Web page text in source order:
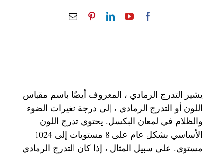
يشير التدرج الرمادي ، المعروف أيضًا باسم مقياس
اللون أو التدرج الرمادي ، إلى درجة تغيرات الضوء
والظلام في لمعان البكسل. يحتوي تدرج اللون
الأساسي بشكل عام على 8 مستويات إلى 1024
مستوى. على سبيل المثال ، إذا كان التدرج الرمادي